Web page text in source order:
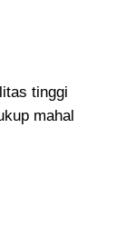
tinggi
mahal